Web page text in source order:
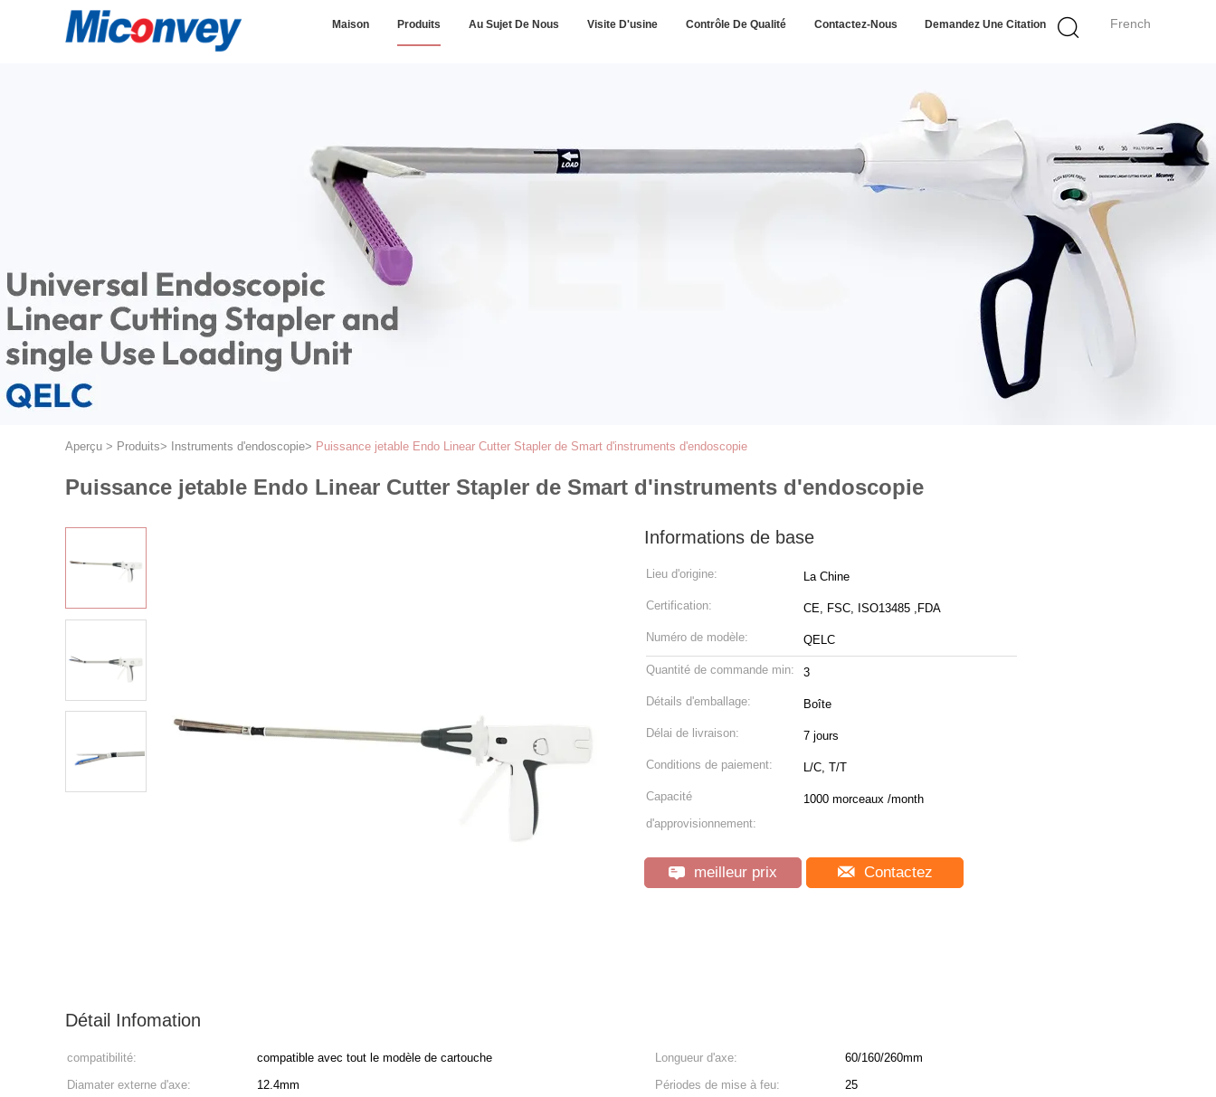
French
Maison Produits Au Sujet De Nous Visite D'usine Contrôle De Qualité Contactez-Nous Demandez Une Citation
Aperçu > Produits> Instruments d'endoscopie> Puissance jetable Endo Linear Cutter Stapler de Smart d'instruments d'endoscopie
Puissance jetable Endo Linear Cutter Stapler de Smart d'instruments d'endoscopie
Informations de base
Lieu d'origine: La Chine
Certification: CE, FSC, ISO13485 ,FDA
Numéro de modèle: QELC
Quantité de commande min: 3
Détails d'emballage: Boîte
Délai de livraison: 7 jours
Conditions de paiement: L/C, T/T
Capacité
d'approvisionnement:
1000 morceaux /month
meilleur prix Contactez
Détail Infomation
compatibilité: compatible avec tout le modèle de cartouche Longueur d'axe:
60/160/260mm
Diamater externe d'axe:
12.4mm Périodes de mise à feu:
25